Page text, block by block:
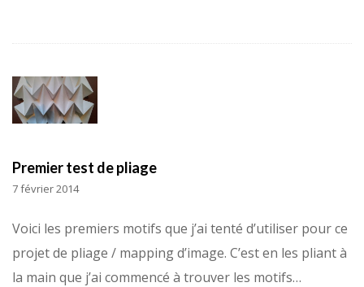
Premier test de pliage
7 février 2014
Voici les premiers motifs que j’ai tenté d’utiliser pour ce
projet de pliage / mapping d’image. C’est en les pliant à
la main que j’ai commencé à trouver les motifs…